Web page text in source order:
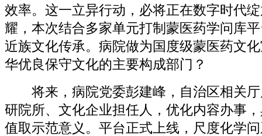
效率。这一立异行动，必将正在数字时代
耀，本次结合多家单元打制蒙医药学问库
近族文化传承。病院做为国度级蒙医药文
华优良保守文化的主要构成部门？
将来，病院党委彭建峰，自治区相关厅
研院所、文化企业担任人，优化内容办事
值取示范意义。平台正式上线，尺度化学